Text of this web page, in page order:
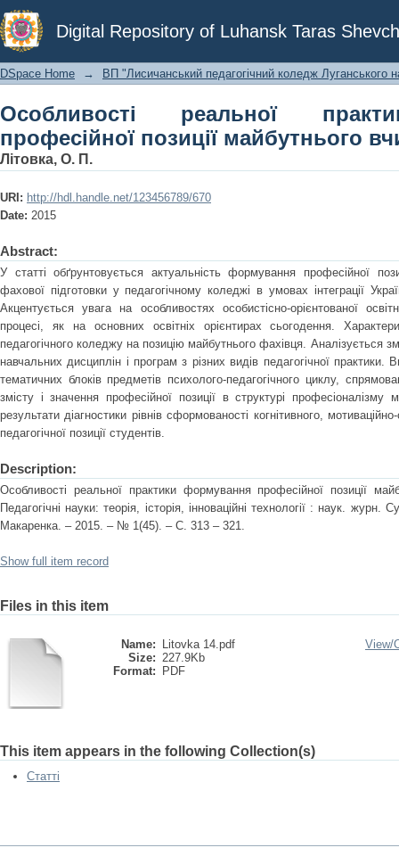
Digital Repository of Luhansk Taras
Особливості реальної
майбутнього вчителя
DSpace Home → ВП "Лисичанський педагогічний коледж Луганського
Особливості реальної
професійної позиції майбутнього
Літовка, О. П.
URI: http://hdl.handle.net/123456789/670
Date: 2015
Abstract:
У статті обґрунтовується актуальність формування професійної
фахової підготовки у педагогічному коледжі в умовах інтеграції
Акцентується увага на особливостях особистісно-орієнтованої
процесі, як на основних освітніх орієнтирах сьогодення.
педагогічного коледжу на позицію майбутнього фахівця. Аналізується
навчальних дисциплін і програм з різних видів педагогічної
тематичних блоків предметів психолого-педагогічного циклу,
змісту і значення професійної позиції в структурі професіоналізму
результати діагностики рівнів сформованості когнітивного,
педагогічної позиції студентів.
Description:
Особливості реальної практики формування професійної позиції
Педагогічні науки: теорія, історія, інноваційні технології : наук.
Макаренка. – 2015. – № 1(45). – С. 313 – 321.
Show full item record
Files in this item
Name:
Litovka 14.pdf
Size: 227.9Kb
Format:
PDF
View/
This item appears in the following Collection(s)
Статті